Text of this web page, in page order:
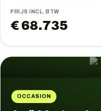
PRIJS INCL. BTW
€ 68.735
OCCASION